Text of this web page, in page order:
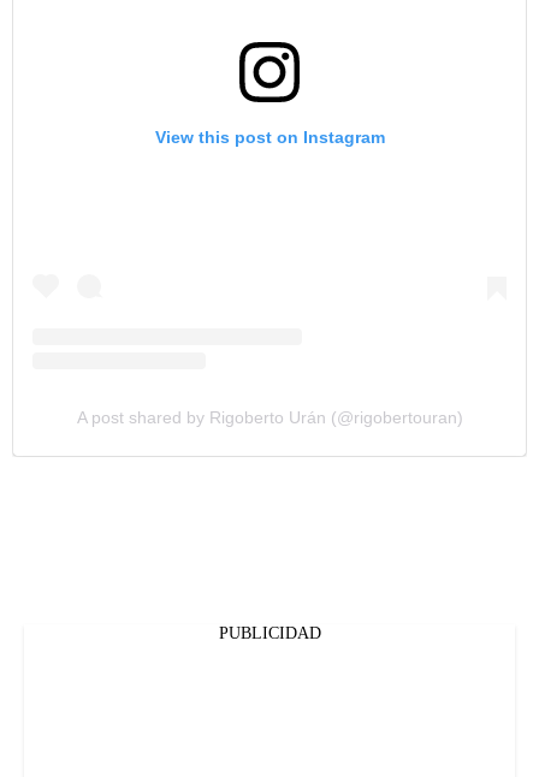
View this post on Instagram
A post shared by Rigoberto Urán (@rigobertouran)
PUBLICIDAD